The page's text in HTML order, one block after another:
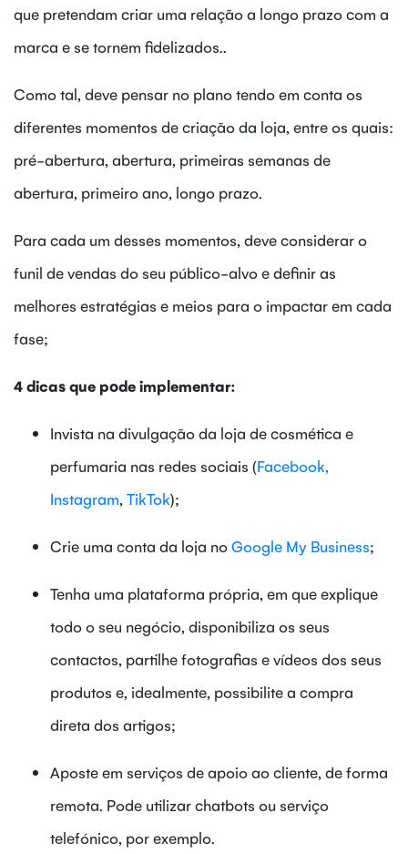
que pretendam criar uma relação a longo prazo com a
marca e se tornem fidelizados..
Como tal, deve pensar no plano tendo em conta os
diferentes momentos de criação da loja, entre os quais:
pré-abertura, abertura, primeiras semanas de
abertura, primeiro ano, longo prazo.
Para cada um desses momentos, deve considerar o
funil de vendas do seu público-alvo e definir as
melhores estratégias e meios para o impactar em cada
fase;
4 dicas que pode implementar:
Invista na divulgação da loja de cosmética e
perfumaria nas redes sociais (Facebook,
Instagram, TikTok);
Crie uma conta da loja noGoogle My Business;
Tenha uma plataforma própria, em que explique
todo o seu negócio, disponibiliza os seus
contactos, partilhe fotografias e vídeos dos seus
produtos e, idealmente, possibilite a compra
direta dos artigos;
Aposte em serviços de apoio ao cliente, de forma
remota. Pode utilizar chatbots ou serviço
telefónico, por exemplo.